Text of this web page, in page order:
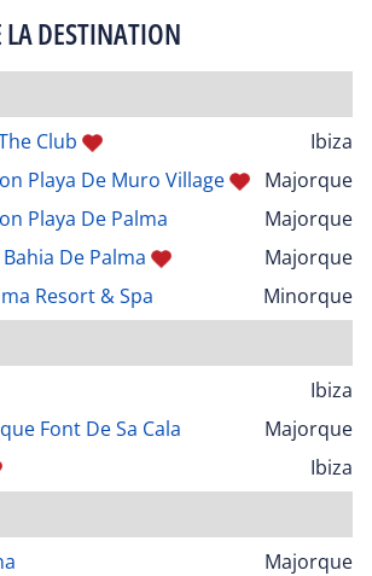
LA DESTINATION
Club
Ibiza
Playa De Muro Village
Majorque
Playa De Palma
Majorque
De Palma
Majorque
Resort & Spa
Minorque
Ibiza
Font De Sa Cala
Majorque
Ibiza
Majorque